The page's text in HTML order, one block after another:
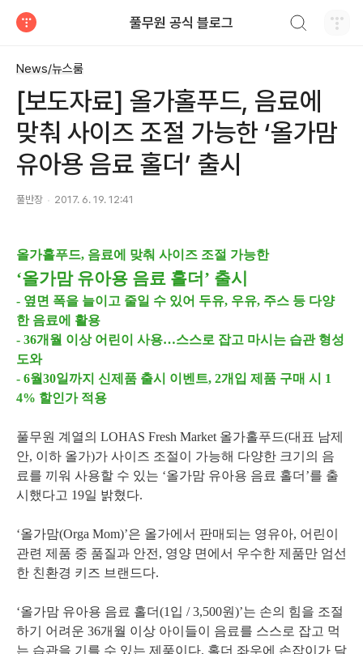
풀무원 공식 블로그
News/뉴스룸
[보도자료] 올가홀푸드, 음료에
맞춰 사이즈 조절 가능한 ‘올가맘
유아용 음료 홀더’ 출시
풀반장 2017. 6. 19. 12:41
올가홀푸드, 음료에 맞춰 사이즈 조절 가능한
‘올가맘 유아용 음료 홀더’ 출시
- 옆면 폭을 늘이고 줄일 수 있어 두유, 우유, 주스 등 다양
한 음료에 활용
- 36개월 이상 어린이 사용…스스로 잡고 마시는 습관 형성
도와
- 6월30일까지 신제품 출시 이벤트, 2개입 제품 구매 시 1
4% 할인가 적용
풀무원 계열의 LOHAS Fresh Market 올가홀푸드(대표 남제
안, 이하 올가)가 사이즈 조절이 가능해 다양한 크기의 음
료를 끼워 사용할 수 있는 ‘올가맘 유아용 음료 홀더’를 출
시했다고 19일 밝혔다.
‘올가맘(Orga Mom)’은 올가에서 판매되는 영유아, 어린이
관련 제품 중 품질과 안전, 영양 면에서 우수한 제품만 엄선
한 친환경 키즈 브랜드다.
‘올가맘 유아용 음료 홀더(1입 / 3,500원)’는 손의 힘을 조절
하기 어려운 36개월 이상 아이들이 음료를 스스로 잡고 먹
는 습관을 기를 수 있는 제품이다. 홀더 좌우에 손잡이가 달